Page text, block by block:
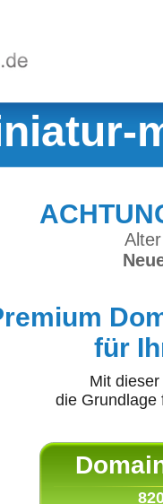
für
Mit
die